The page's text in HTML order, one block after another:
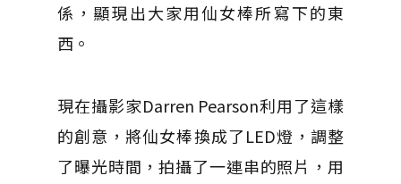
係，顯現出大家用仙女棒所寫下的東
西。
現在攝影家Darren Pearson利用了這樣
的創意，將仙女棒換成了LED燈，調整
了曝光時間，拍攝了一連串的照片，用